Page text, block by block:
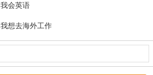
我会英语
我想去海外工作